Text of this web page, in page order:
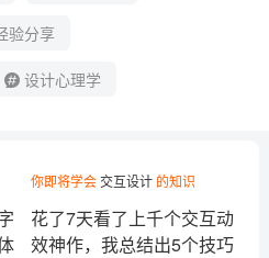
验分享
设计心理学
你即将学会交互设计 的知识
花了7天看了上千个交互动
效神作，我总结出5个技巧